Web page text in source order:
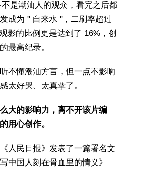
是潮汕人的观众，看完之后都
成为 " 自来水 "，二刷率超过
影的比例更是达到了 16%，创
最高纪录。
不懂潮汕方言，但一点不影响
太好哭、太真挚了。
大的影响力，离不开该片编
用心创作。
人民日报》发表了一篇署名文
中国人刻在骨血里的情义》